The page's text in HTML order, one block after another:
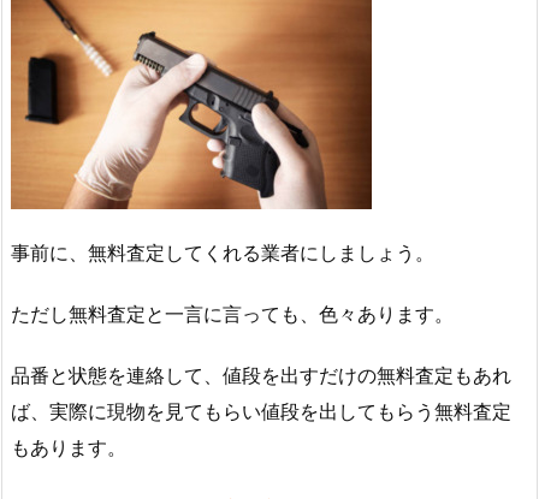
事前に、無料査定してくれる業者にしましょう。
ただし無料査定と一言に言っても、色々あります。
品番と状態を連絡して、値段を出すだけの無料査定もあれ
ば、実際に現物を見てもらい値段を出してもらう無料査定
もあります。